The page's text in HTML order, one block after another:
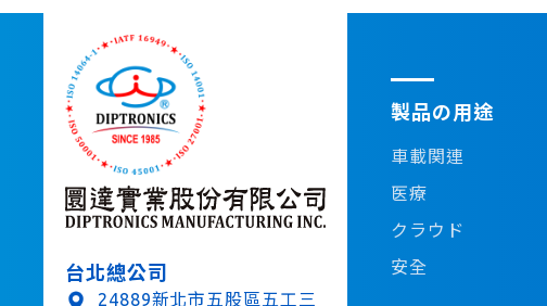
台北總公司
24889新北市五股區五工三
製品の用途
車載関連
医療
クラウド
安全